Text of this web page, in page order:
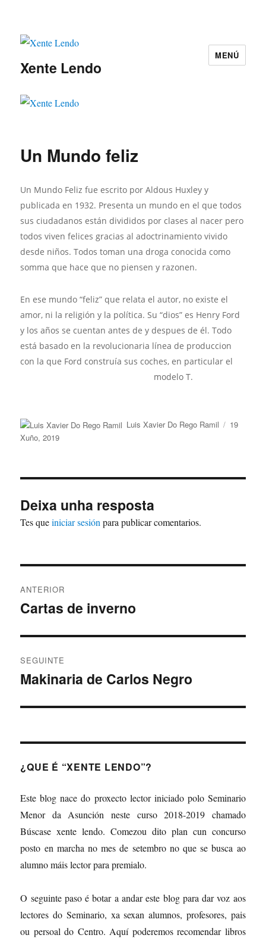
Xente Lendo
MENÚ
Un Mundo feliz
Un Mundo Feliz fue escrito por Aldous Huxley y
publicada en 1932. Presenta un mundo en el que todos
sus ciudadanos están divididos por clases al nacer pero
todos viven felices gracias al adoctrinamiento vivido
desde niños. Todos toman una droga conocida como
somma que hace que no piensen y razonen.
En ese mundo “feliz” que relata el autor, no existe el
amor, ni la religión y la política. Su “dios” es Henry Ford
y los años se cuentan antes de y despues de él. Todo
está basado en la revolucionaria línea de produccion
con la que Ford construía sus coches, en particular el
modelo T.
Autor
Luis Xavier Do Rego Ramil
Publicado
19
Xuño, 2019
Deixa unha resposta
Tes queiniciar sesión para publicar comentarios.
de
ANTERIOR
Artigo
Cartas de inverno
SEGUINTE
Artigo
Makinaria de Carlos Negro
¿QUE É “XENTE LENDO”?
Este blog nace do proxecto lector iniciado polo Seminario
Menor da Asunción neste curso 2018-2019 chamado
Búscase xente lendo. Comezou dito plan cun concurso
posto en marcha no mes de setembro no que se busca ao
alumno máis lector para premialo.
O seguinte paso é botar a andar este blog para dar voz aos
lectores do Seminario, xa sexan alumnos, profesores, pais
ou persoal do Centro. Aquí poderemos recomendar libros